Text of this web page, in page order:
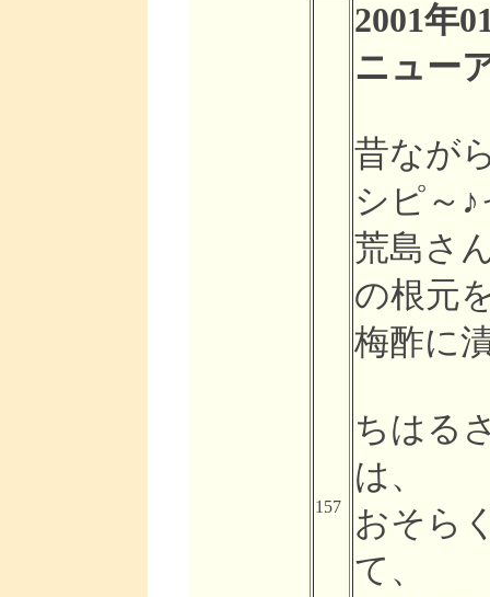
157
2001年
ニュー
昔なが
シピ～
荒島さ
の根元
梅酢に
ちはる
は、
おそら
て、